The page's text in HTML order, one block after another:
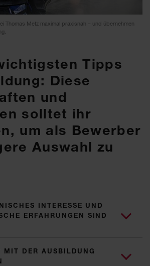
Thomas Metz maximal praxisnah – und übernehmen
Tipps
Diese
und
solltet ihr
um als Bewerber
Auswahl zu
INTERESSE UND
ERFAHRUNGEN SIND
DER AUSBILDUNG